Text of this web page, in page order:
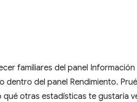
familiares del panel
del panel Rendimiento.
otras estadísticas te gustaría